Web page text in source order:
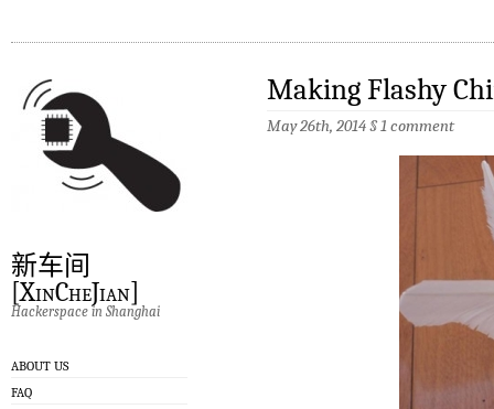
新车间
[XinCheJian]
Hackerspace in Shanghai
ABOUT US
FAQ
Making Flashy
May 26th, 2014§1 comment